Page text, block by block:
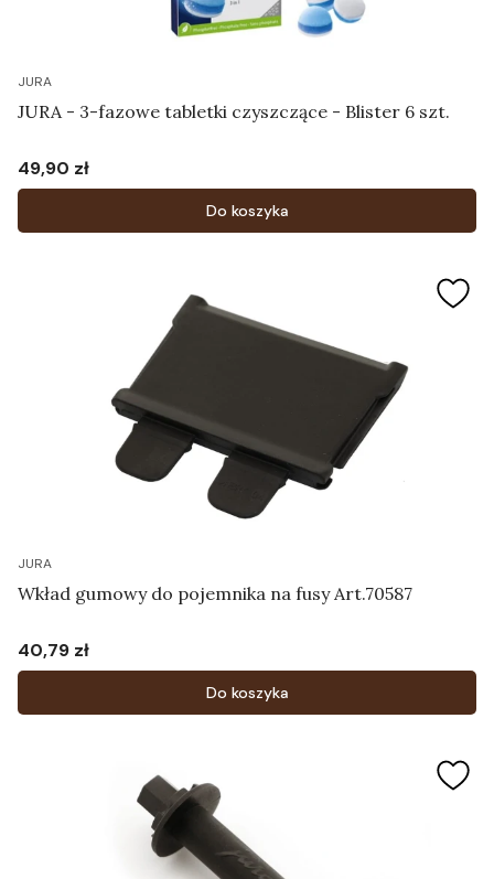
JURA
JURA - 3-fazowe tabletki czyszczące - Blister 6 szt.
Cena
49,90 zł
Do koszyka
JURA
Wkład gumowy do pojemnika na fusy Art.70587
Cena
40,79 zł
Do koszyka